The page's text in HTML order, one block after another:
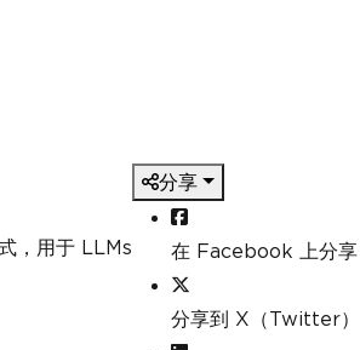
h1><ul>"
，用于 LLMs
分享
在 Facebook 上分享
分享到 X（Twitter）